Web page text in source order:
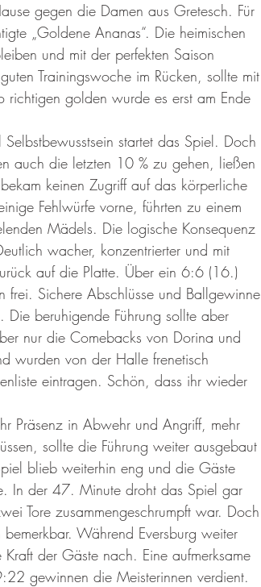
gegen die Damen aus Gretesch. Für
„Goldene Ananas“. Die heimischen
und mit der perfekten Saison
Trainingswoche im Rücken, sollte mit
golden wurde es erst am Ende
startet das Spiel. Doch
auch die letzten 10 % zu gehen, ließen
keinen Zugriff auf das körperliche
Fehlwürfe vorne, führten zu einem
Mädels. Die logische Konsequenz
wacher, konzentrierter und mit
auf die Platte. Über ein 6:6 (16.)
Sichere Abschlüsse und Ballgewinne
beruhigende Führung sollte aber
nur die Comebacks von Dorina und
wurden von der Halle frenetisch
eintragen. Schön, dass ihr wieder
Präsenz in Abwehr und Angriff, mehr
sollte die Führung weiter ausgebaut
blieb weiterhin eng und die Gäste
In der 47. Minute droht das Spiel gar
Tore zusammengeschrumpft war. Doch
Während Eversburg weiter
der Gäste nach. Eine aufmerksame
gewinnen die Meisterinnen verdient.